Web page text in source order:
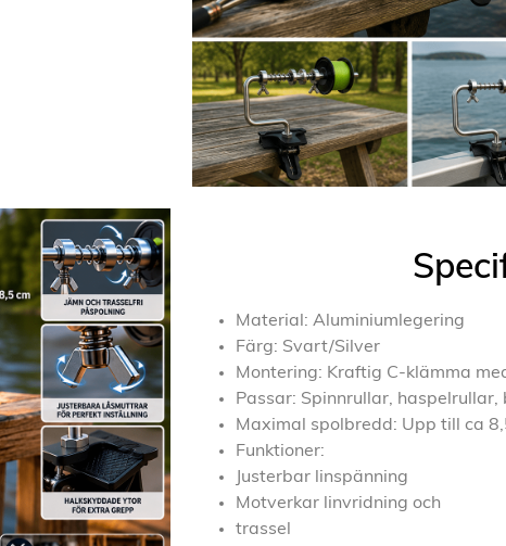
Material: Aluminiumlegering
Färg: Svart/Silver
Montering: Kraftig C-klämma
Passar: Spinnrullar,
Maximal spolbredd: Upp till ca
Funktioner:
Justerbar linspänning
Motverkar linvridning och
trassel